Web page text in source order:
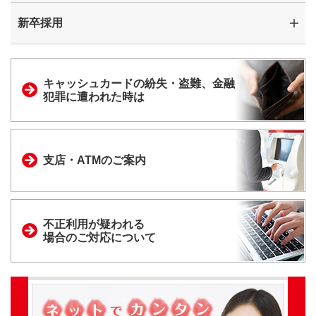
新卒採用
キャッシュカードの紛失・盗難、金融
犯罪に遭われた時は
支店・ATMのご案内
不正利用が疑われる
場合のご対応について